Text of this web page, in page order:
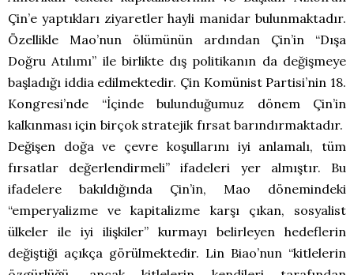
Çin’e yaptıkları ziyaretler hayli manidar bulunmaktadır.
Özellikle Mao’nun ölümünün ardından Çin’in “Dışa
Doğru Atılımı” ile birlikte dış politikanın da değişmeye
başladığı iddia edilmektedir. Çin Komünist Partisi’nin 18.
Kongresi’nde “İçinde bulunduğumuz dönem Çin’in
kalkınması için birçok stratejik fırsat barındırmaktadır.
Değişen doğa ve çevre koşullarını iyi anlamalı, tüm
fırsatlar değerlendirmeli” ifadeleri yer almıştır. Bu
ifadelere bakıldığında Çin’in, Mao dönemindeki
“emperyalizme ve kapitalizme karşı çıkan, sosyalist
ülkeler ile iyi ilişkiler” kurmayı belirleyen hedeflerin
değiştiği açıkça görülmektedir. Lin Biao’nun “kitlelerin